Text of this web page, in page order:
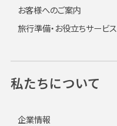
お客様へのご案内
旅行準備・お役立ちサービス
私たちについて
企業情報